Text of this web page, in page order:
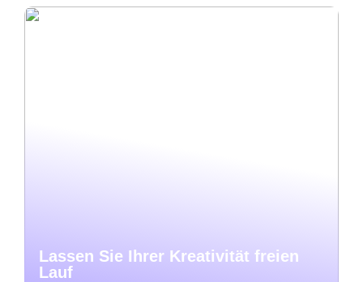
Lassen Sie Ihrer Kreativität freien
Lauf